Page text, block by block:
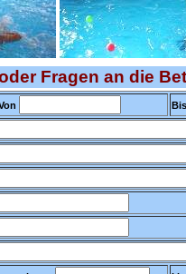
Fragen an die
Bis